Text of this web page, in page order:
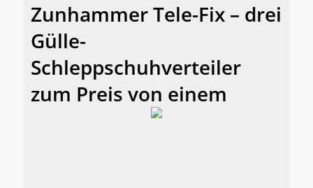
Zunhammer Tele-Fix – drei
Gülle-
Schleppschuhverteiler
zum Preis von einem